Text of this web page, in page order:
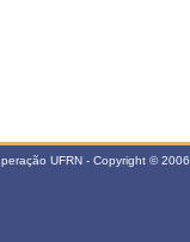
UFRN - Copyright ©